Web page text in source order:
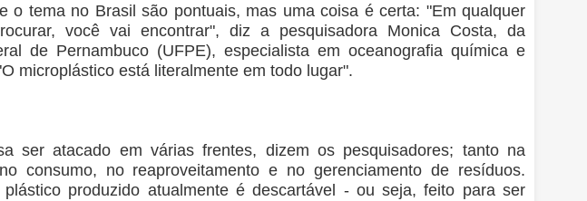
o tema no Brasil são pontuais, mas uma coisa é certa: "Em qualquer
você vai encontrar", diz a pesquisadora Monica Costa, da
de Pernambuco (UFPE), especialista em oceanografia química e
microplástico está literalmente em todo lugar".
ser atacado em várias frentes, dizem os pesquisadores; tanto na
consumo, no reaproveitamento e no gerenciamento de resíduos.
produzido atualmente é descartável - ou seja, feito para ser